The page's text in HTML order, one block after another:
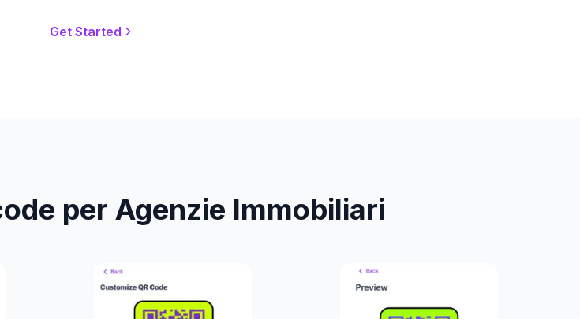
Get Started
per Agenzie Immobiliari